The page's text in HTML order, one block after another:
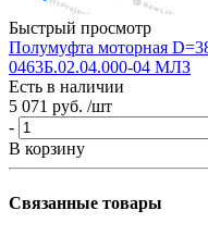
Быстрый просмотр
Полумуфта моторная
0463Б.02.04.000-04 МЛЗ
Есть в наличии
5 071 руб. /шт
-
В корзину
Связанные товары